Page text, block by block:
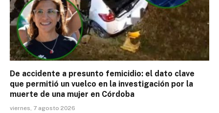
De accidente a presunto femicidio: el dato clave
que permitió un vuelco en la investigación por la
muerte de una mujer en Córdoba
viernes, 7 agosto 2026